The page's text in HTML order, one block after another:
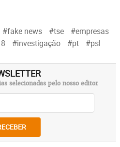
#fake news #tse
#empresas
#investigação #pt #psl
selecionadas pelo nosso editor